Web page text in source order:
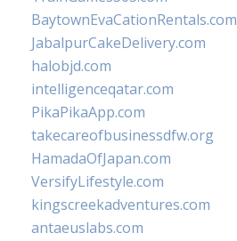
BaytownEvaCationRentals.com
JabalpurCakeDelivery.com
halobjd.com
intelligenceqatar.com
PikaPikaApp.com
takecareofbusinessdfw.org
HamadaOfJapan.com
VersifyLifestyle.com
kingscreekadventures.com
antaeuslabs.com